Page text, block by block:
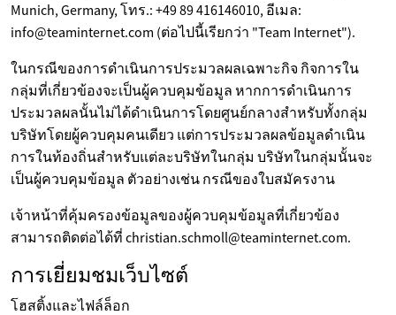
Munich, Germany, โทร.: +49 89 416146010, อีเมล:
info@teaminternet.com (ต่อไปนี้เรียกว่า "Team Internet").
ในกรณีของการดำเนินการประมวลผลเฉพาะกิจ กิจการใน
กลุ่มที่เกี่ยวข้องจะเป็นผู้ควบคุมข้อมูล หากการดำเนินการ
ประมวลผลนั้นไม่ได้ดำเนินการโดยศูนย์กลางสำหรับทั้งกลุ่ม
บริษัทโดยผู้ควบคุมคนเดียว แต่การประมวลผลข้อมูลดำเนิน
การในท้องถิ่นสำหรับแต่ละบริษัทในกลุ่ม บริษัทในกลุ่มนั้นจะ
เป็นผู้ควบคุมข้อมูล ตัวอย่างเช่น กรณีของใบสมัครงาน
เจ้าหน้าที่คุ้มครองข้อมูลของผู้ควบคุมข้อมูลที่เกี่ยวข้อง
สามารถติดต่อได้ที่ christian.schmoll@teaminternet.com.
การเยี่ยมชมเว็บไซต์
โฮสติ้งและไฟล์ล็อก